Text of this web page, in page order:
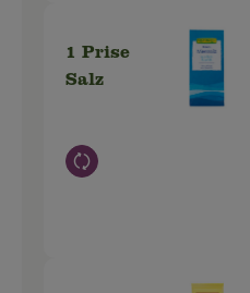
1 Prise
Salz
Auswahl ändern